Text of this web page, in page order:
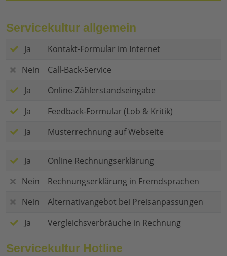
Servicekultur allgemein
Ja
Kontakt-Formular im Internet
Nein
Call-Back-Service
Ja
Online-Zählerstandseingabe
Ja
Feedback-Formular (Lob & Kritik)
Ja
Musterrechnung auf Webseite
Ja
Online Rechnungserklärung
Nein
Rechnungserklärung in Fremdsprachen
Nein
Alternativangebot bei Preisanpassungen
Ja
Vergleichsverbräuche in Rechnung
Servicekultur Hotline